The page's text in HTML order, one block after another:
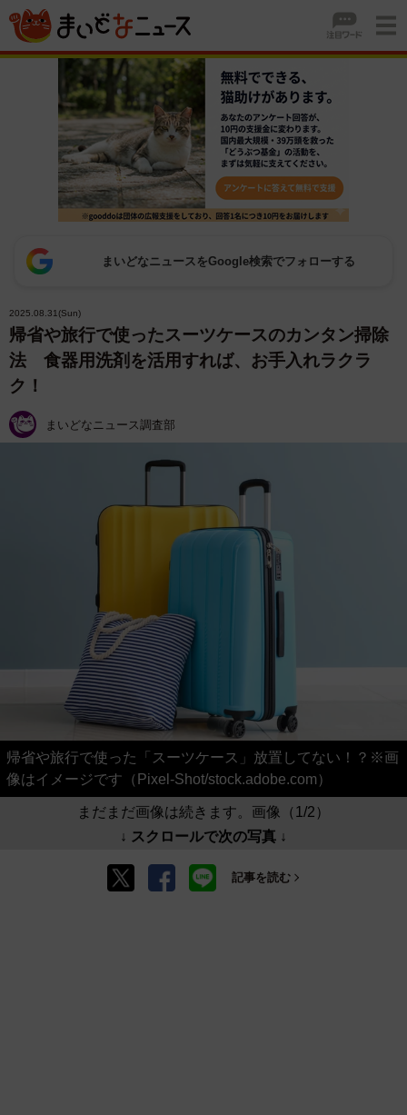
まいどなニュースをGoogle検索でフォローする
2025.08.31(Sun)
帰省や旅行で使ったスーツケースのカンタン掃除
法 食器用洗剤を活用すれば、お手入れラクラ
ク！
まいどなニュース調査部
帰省や旅行で使った「スーツケース」放置してない！？※画
像はイメージです（Pixel-Shot/stock.adobe.com）
まだまだ画像は続きます。画像（1/2）
↓ スクロールで次の写真 ↓
記事を読む